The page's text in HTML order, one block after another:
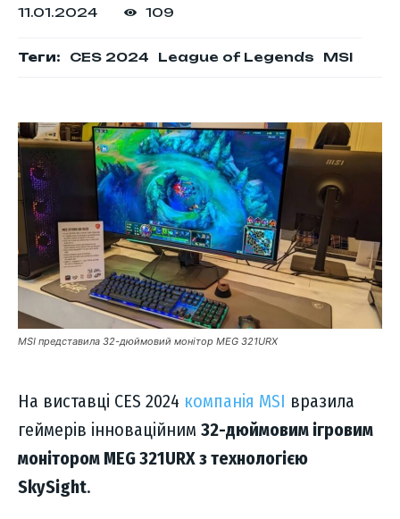
11.01.2024 109
Теги: CES 2024 League of Legends MSI
MSI представила 32-дюймовий монітор MEG 321URX
На виставці CES 2024 компанія MSI вразила
геймерів інноваційним 32-дюймовим ігровим
монітором MEG 321URX з технологією
SkySight.